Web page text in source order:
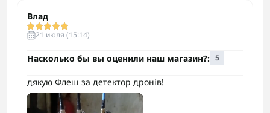
Влад
21 июля (15:14)
Насколько бы вы оценили наш магазин?: 5
дякую Флеш за детектор дронів!